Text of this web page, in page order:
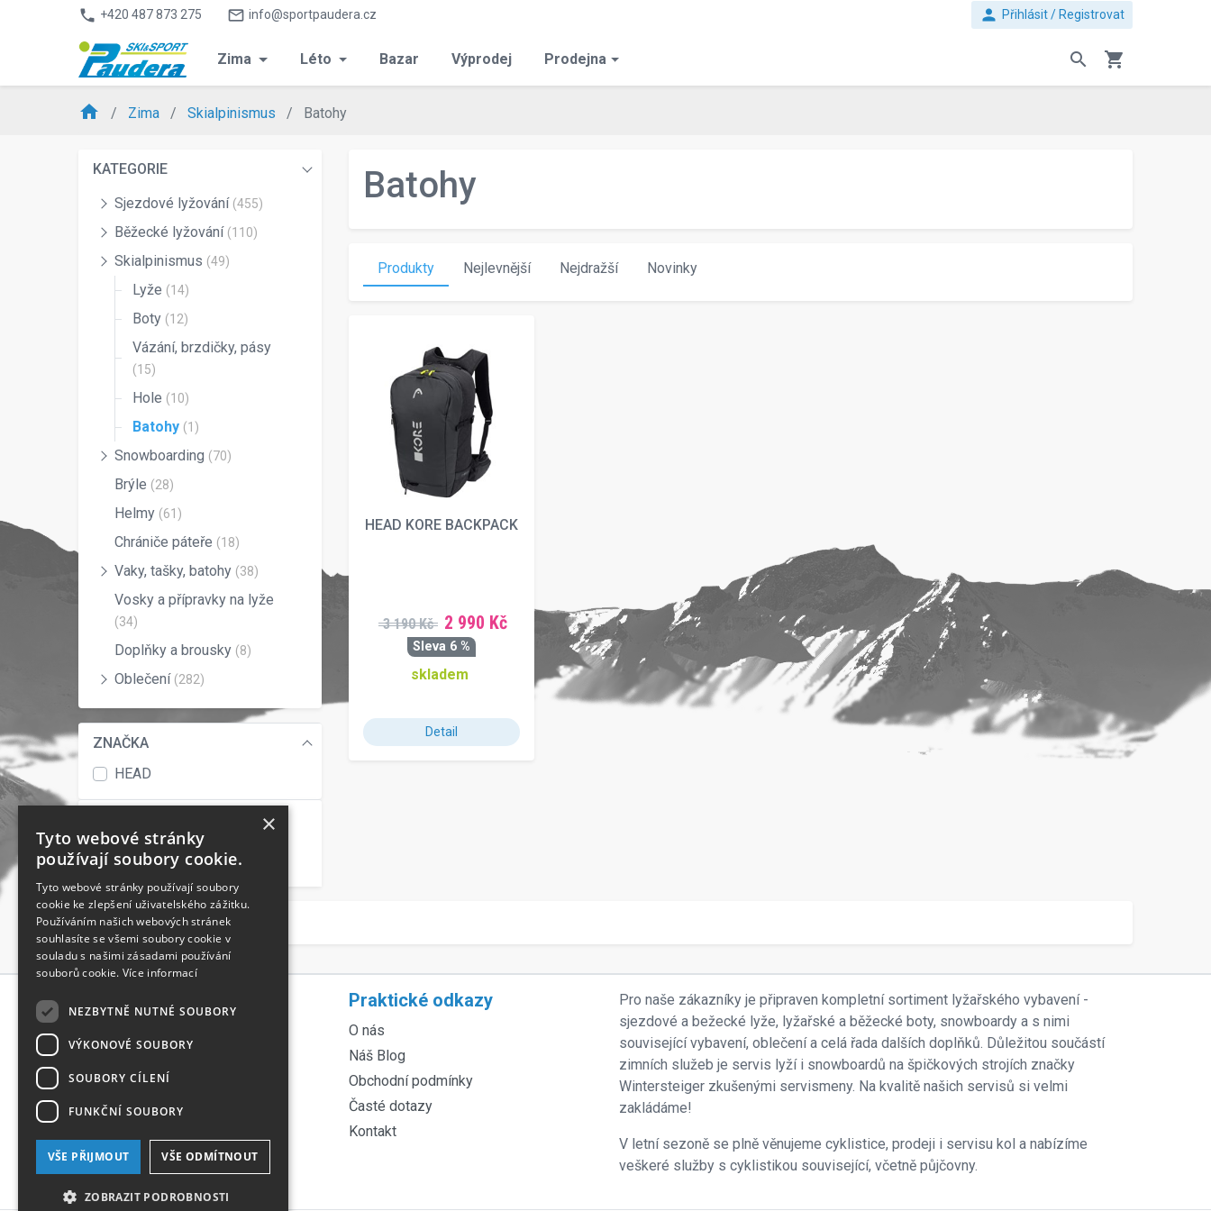
phone +420 487 873 275 mail_outline info@sportpaudera.cz person Přihlásit / Registrovat
Zima Léto Bazar Výprodej Prodejna search shopping_cart
home Zima Skialpinismus Batohy
KATEGORIE
Sjezdové lyžování (455)
Běžecké lyžování (110)
Skialpinismus (49)
Lyže (14)
Boty (12)
Vázání, brzdičky, pásy
(15)
Hole (10)
Batohy (1)
Snowboarding (70)
Brýle (28)
Helmy (61)
Chrániče páteře (18)
Vaky, tašky, batohy (38)
Vosky a přípravky na lyže
(34)
Doplňky a brousky (8)
Oblečení (282)
ZNAČKA
HEAD
Zrušit filtr
Batohy
Produkty Nejlevnější Nejdražší Novinky
HEAD KORE BACKPACK
3 190 Kč 2 990 Kč
Sleva 6 %
skladem
Detail
Rychlá navigace
Půjčovna lyží
Půjčovna kol
Technologie Fischer
Praktické odkazy
O nás
Náš Blog
Obchodní podmínky
Časté dotazy
Kontakt
Pro naše zákazníky je připraven kompletní sortiment lyžařského vybavení -
sjezdové a bežecké lyže, lyžařské a běžecké boty, snowboardy a s nimi
související vybavení, oblečení a celá řada dalších doplňků. Důležitou součástí
zimních služeb je servis lyží i snowboardů na špičkových strojích značky
Wintersteiger zkušenými servismeny. Na kvalitě našich servisů si velmi
zakládáme!
V letní sezoně se plně věnujeme cyklistice, prodeji i servisu kol a nabízíme
veškeré služby s cyklistikou související, včetně půjčovny.
×
Tyto webové stránky
používají soubory cookie.
Tyto webové stránky používají soubory
cookie ke zlepšení uživatelského zážitku.
Používáním našich webových stránek
souhlasíte se všemi soubory cookie v
souladu s našimi zásadami používání
souborů cookie. Více informací
NEZBYTNĚ NUTNÉ SOUBORY
VÝKONOVÉ SOUBORY
SOUBORY CÍLENÍ
FUNKČNÍ SOUBORY
VŠE PŘIJMOUT VŠE ODMÍTNOUT
ZOBRAZIT PODROBNOSTI